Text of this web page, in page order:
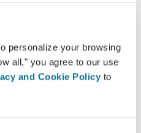
personalize your browsing
all," you agree to our use
and Cookie Policy to
3D consult?
ontdekt u uw "nieuwe ik"
med. Dr. med. dent.